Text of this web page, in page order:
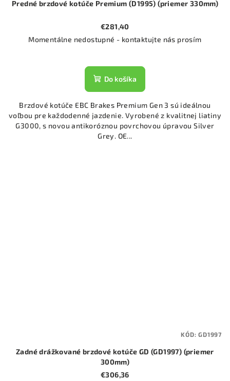
Predné brzdové kotúče Premium (D1995) (priemer 330mm)
€281,40
Momentálne nedostupné - kontaktujte nás prosím
Do košíka
Brzdové kotúče EBC Brakes Premium Gen 3 sú ideálnou
voľbou pre každodenné jazdenie. Vyrobené z kvalitnej liatiny
G3000, s novou antikoróznou povrchovou úpravou Silver
Grey. OE...
Zadné drážkované brzdové kotúče GD (GD1997) (priemer
300mm)
€306,36
KÓD:GD1997